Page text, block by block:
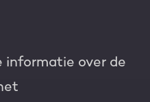
informatie over de